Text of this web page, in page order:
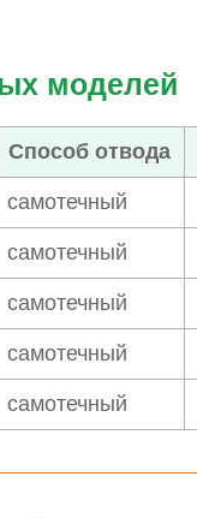
моделей
Способ отвода
самотечный
самотечный
самотечный
самотечный
самотечный